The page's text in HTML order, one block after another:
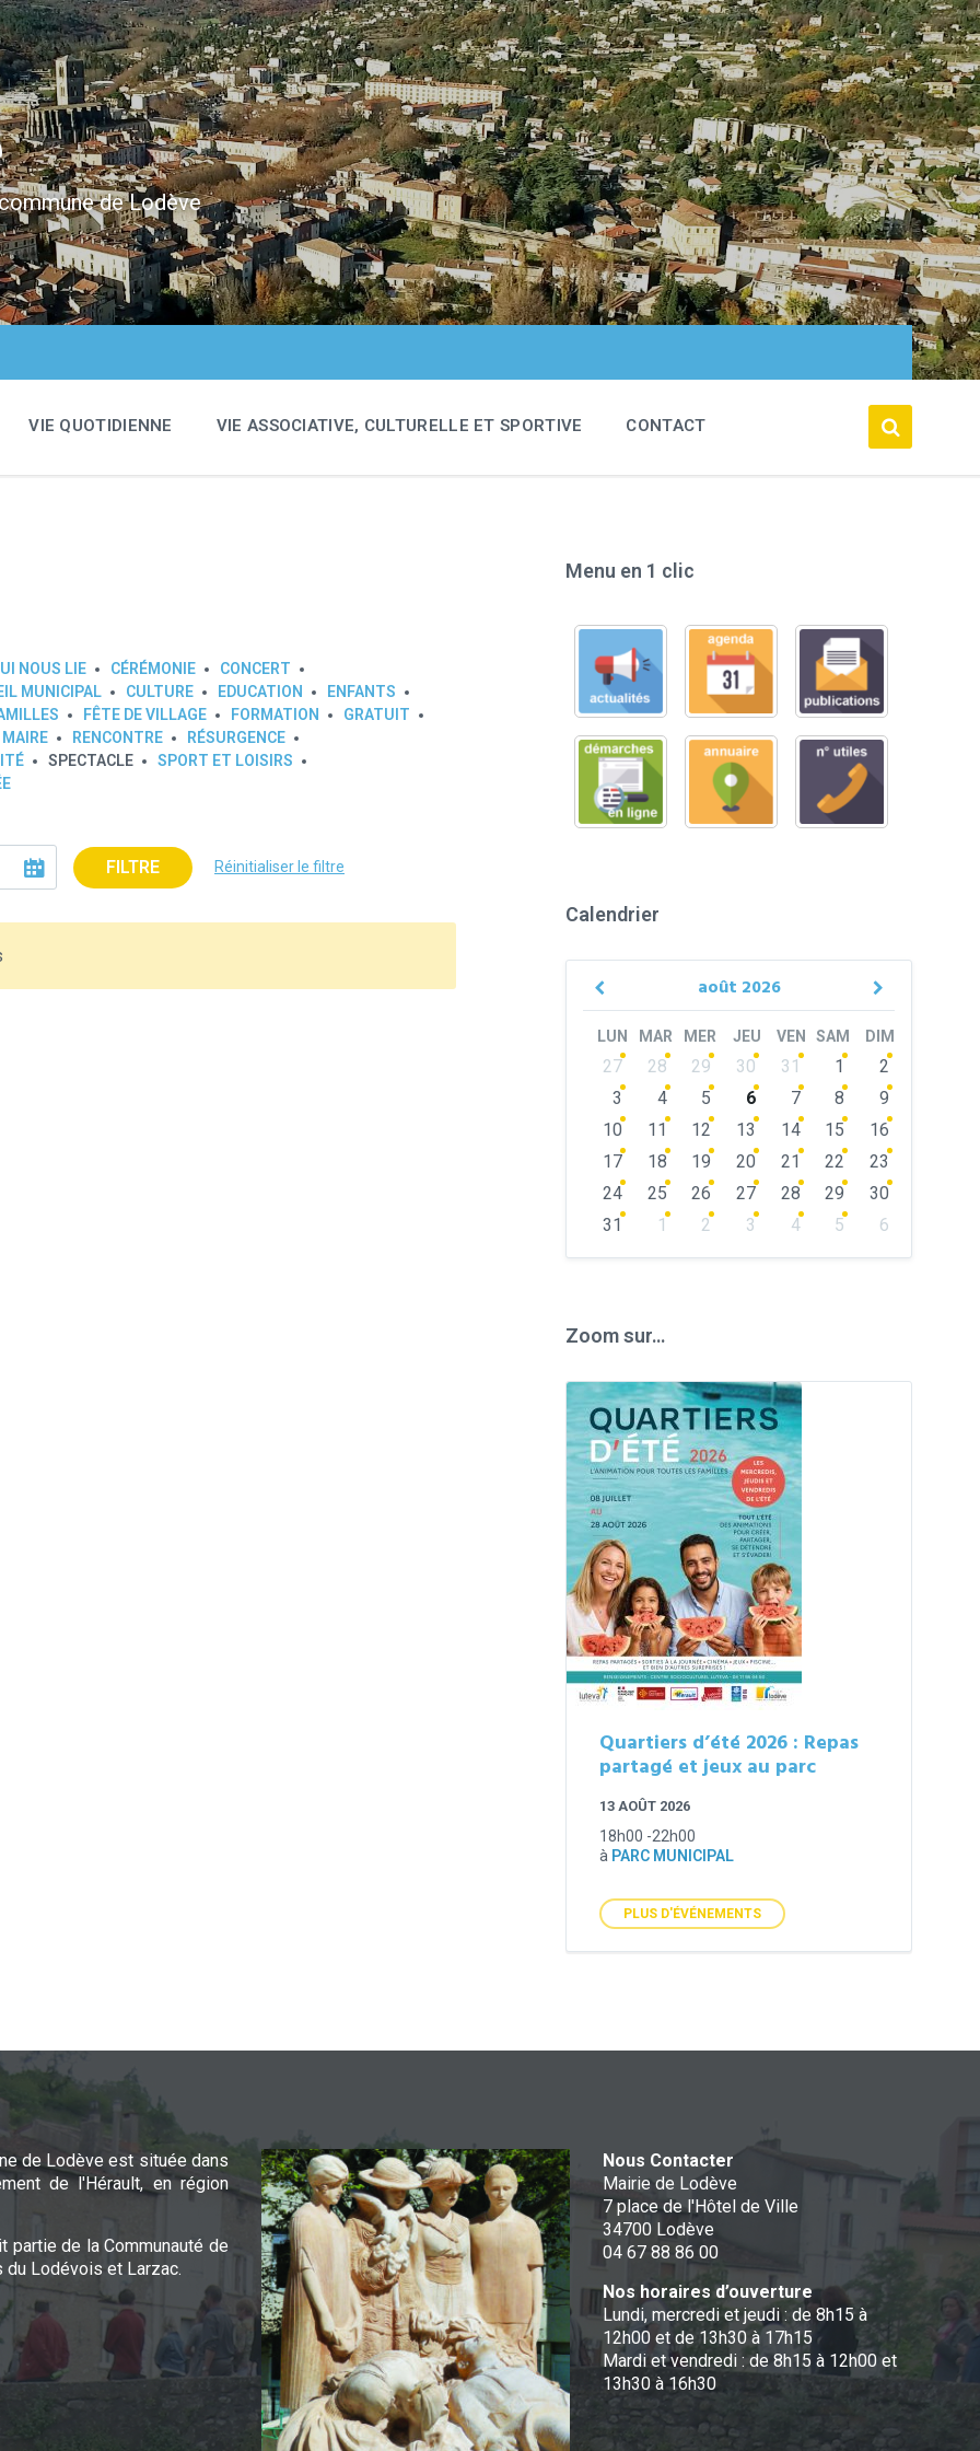
de Lodève
VIE QUOTIDIENNE VIE ASSOCIATIVE, CULTURELLE ET SPORTIVE CONTACT
NOUS LIE CÉRÉMONIE
CONCERT
MUNICIPAL CULTURE EDUCATION
ENFANTS
FÊTE DE VILLAGE FORMATION
GRATUIT
MAIRE RENCONTRE
RÉSURGENCE
SPECTACLE
SPORT ET LOISIRS
FILTRE Réinitialiser le filtre
Menu en 1 clic
Calendrier
août 2026
Previous
Next
LUN MAR MER JEU VEN SAM DIM
Skip
calendar
days
27 28 29 30 31 1
2
3
4 5 6 7 8
9
10
11 12 13 14 15
16
17
18 19 20 21 22
23
24
25 26 27 28 29
30
31
1 2 3 4 5
6
Zoom sur…
Quartiers d’été 2026 : Repas
partagé et jeux au parc
13 AOÛT 2026
18h00 -22h00
à PARC MUNICIPAL
PLUS D'ÉVÉNEMENTS
de Lodève est située dans
de l'Hérault, en région
partie de la Communauté de
du Lodévois et Larzac.
Nous Contacter
Mairie de Lodève
7 place de l'Hôtel de Ville
34700 Lodève
04 67 88 86 00
Nos horaires d’ouverture
Lundi, mercredi et jeudi : de 8h15 à
12h00 et de 13h30 à 17h15
Mardi et vendredi : de 8h15 à 12h00 et
13h30 à 16h30